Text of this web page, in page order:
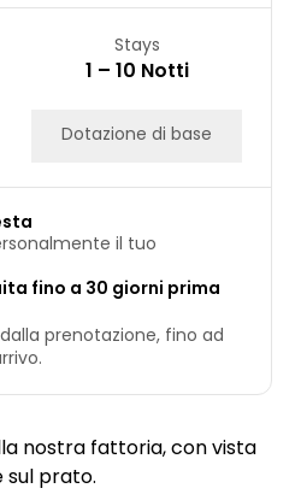
Stays
1 – 10 Notti
Dotazione di base
il tuo
fino a 30 giorni prima
prenotazione, fino ad
nostra fattoria, con vista
sul prato.